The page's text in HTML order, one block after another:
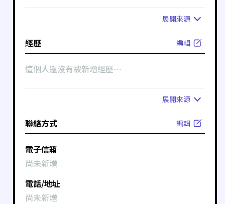
展開來源
經歷 編輯
這個人還沒有被新增經歷⋯
展開來源
聯絡方式 編輯
電子信箱
尚未新增
電話/地址
尚未新增